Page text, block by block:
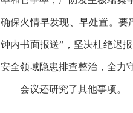
确保火情早发现、早处置。要
钟内书面报送”，坚决杜绝迟
安全领域隐患排查整治，全力
会议还研究了其他事项。